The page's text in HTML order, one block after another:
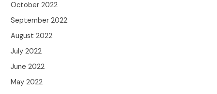
October 2022
September 2022
August 2022
July 2022
June 2022
May 2022